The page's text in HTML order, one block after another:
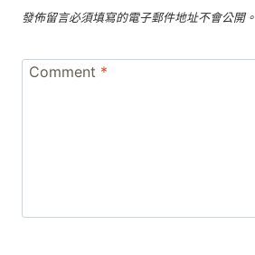
發佈留言必須填寫的電子郵件地址不會公開。
Comment *